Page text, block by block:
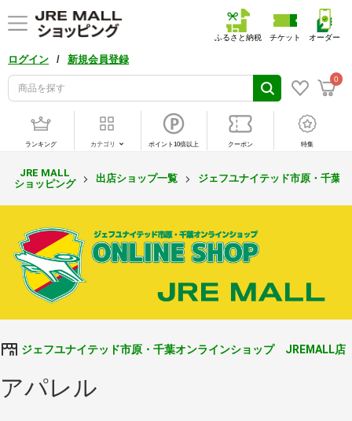
ログイン / 新規会員登録
0
ふるさと納税 チケット オーダー
ランキング カテゴリ ポイント10倍以上 クーポン 特集
JRE MALL
ショッピング
出店ショップ一覧 ジェフユナイテッド市原・千葉
ジェフユナイテッド市原・千葉オンラインショップ JREMALL店
アパレル